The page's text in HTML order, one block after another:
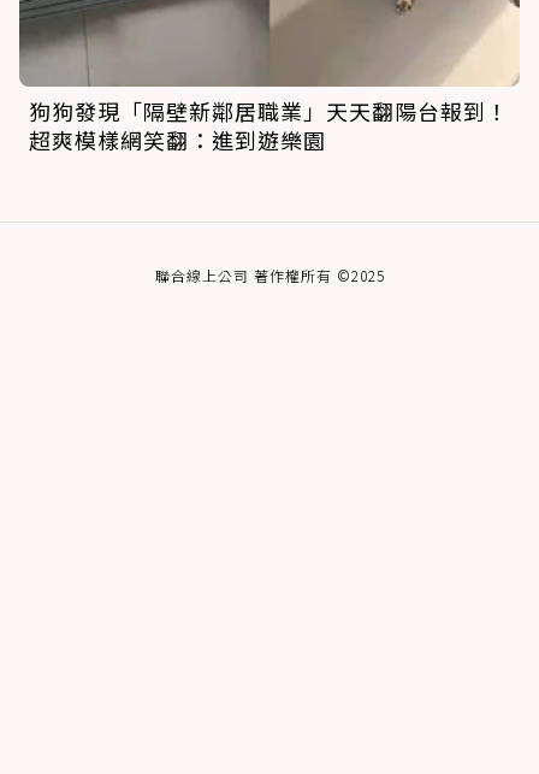
狗狗發現「隔壁新鄰居職業」天天翻陽台報到！
超爽模樣網笑翻：進到遊樂園
聯合線上公司 著作權所有 ©2025